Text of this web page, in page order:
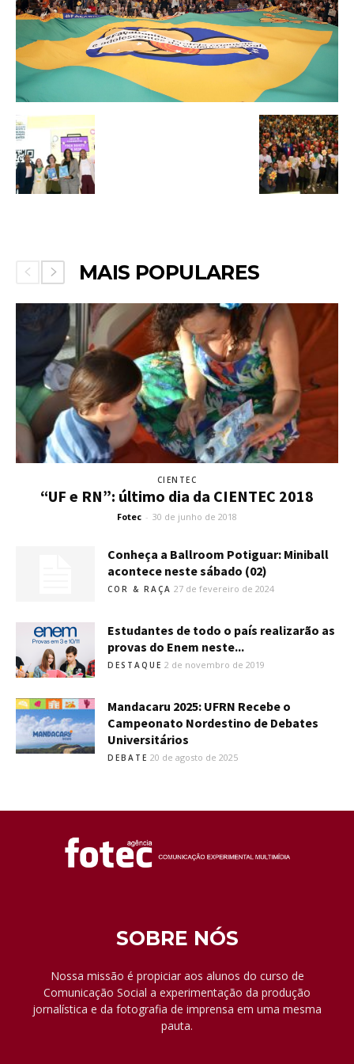
MAIS POPULARES
CIENTEC
“UF e RN”: último dia da CIENTEC 2018
Fotec - 30 de junho de 2018
Conheça a Ballroom Potiguar: Miniball
acontece neste sábado (02)
COR & RAÇA 27 de fevereiro de 2024
Estudantes de todo o país realizarão as
provas do Enem neste...
DESTAQUE 2 de novembro de 2019
Mandacaru 2025: UFRN Recebe o
Campeonato Nordestino de Debates
Universitários
DEBATE 20 de agosto de 2025
SOBRE NÓS
Nossa missão é propiciar aos alunos do curso de
Comunicação Social a experimentação da produção
jornalística e da fotografia de imprensa em uma mesma
pauta.